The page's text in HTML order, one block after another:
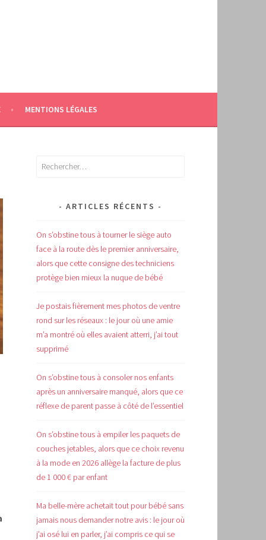
MENTIONS LÉGALES
Rechercher :
ARTICLES RÉCENTS
On s’obstine tous à tourner le siège auto
face à la route dès le premier anniversaire,
alors que cette consigne des techniciens
protège bien mieux la nuque de bébé
Je postais fièrement mes photos de ventre
rond sur les réseaux : le jour où une amie
m’a montré où elles avaient atterri, j’ai tout
supprimé
On s’obstine tous à consoler nos enfants
après un anniversaire manqué, alors que ce
réflexe de parent passe à côté de l’essentiel
On s’obstine tous à empiler les paquets de
couches jetables, alors que ce choix revenu
à la mode en 2026 allège la facture de plus
de 1 000 € par enfant
Ma belle-mère achetait tout pour bébé sans
jamais nous demander notre avis : le jour où
j’ai osé lui en parler, j’ai compris ce qui se